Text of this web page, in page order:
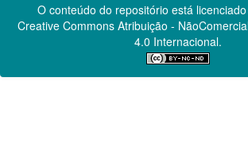
O conteúdo do repositório está
Creative CommonsAtribuição -
4.0 Internacional.